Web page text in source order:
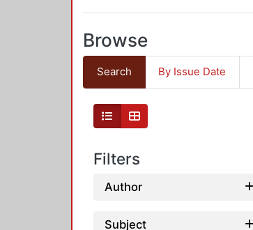
Browse
Search By Issue Date
Filters
Author
Subject